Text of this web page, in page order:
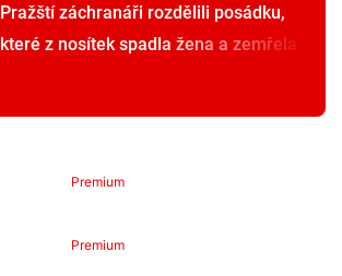
Pražští záchranáři rozdělili posádku,
které z nosítek spadla žena a zemřela
Premium
Premium